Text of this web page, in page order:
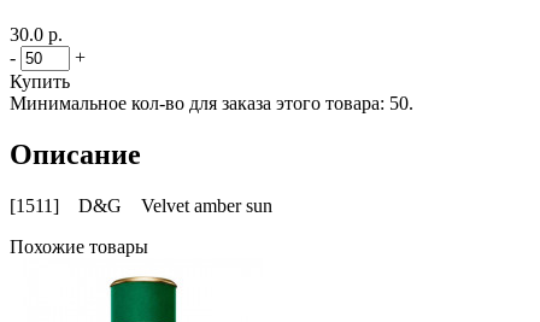
30.0 р.
-
+
Купить
Минимальное кол-во для заказа этого товара: 50.
Описание
[1511] D&G Velvet amber sun
Похожие товары